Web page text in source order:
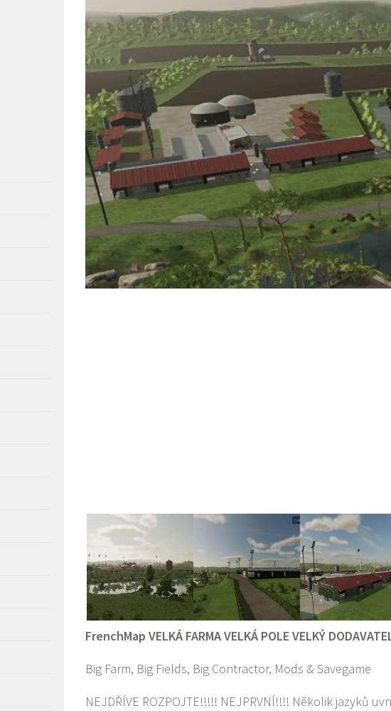
FrenchMap VELKÁ FARMA VELKÁ POLE VELKÝ
Big Farm, Big Fields, Big Contractor, Mods & Savegame
NEJDŘÍVE ROZPOJTE!!!!! NEJPRVNÍ!!!! Několik jazyků